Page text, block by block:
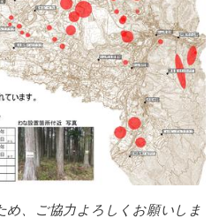
め、ご協力よろしくお願いしま